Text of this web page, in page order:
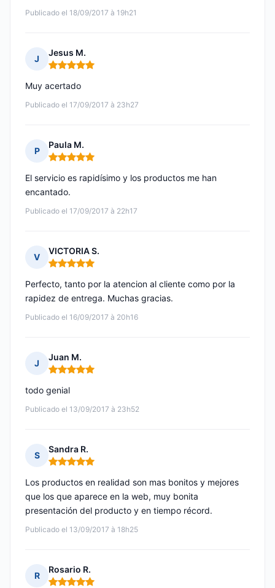
Publicado el 18/09/2017 à 19h21
J
Jesus M.
Nota: 5 de 5
Publicado el 17/09/2017 à 23h27
Muy acertado
P
Paula M.
Nota: 5 de 5
Publicado el 17/09/2017 à 22h17
El servicio es rapidísimo y los productos me han
encantado.
V
VICTORIA S.
Nota: 5 de 5
Publicado el 16/09/2017 à 20h16
Perfecto, tanto por la atencion al cliente como por la
rapidez de entrega. Muchas gracias.
J
Juan M.
Nota: 5 de 5
Publicado el 13/09/2017 à 23h52
todo genial
S
Sandra R.
Nota: 5 de 5
Publicado el 13/09/2017 à 18h25
Los productos en realidad son mas bonitos y mejores
que los que aparece en la web, muy bonita
presentación del producto y en tiempo récord.
R
Rosario R.